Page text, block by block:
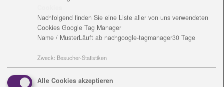
Nachfolgend finden Sie eine Liste aller von uns verwendeten
Cookies Google Tag Manager
Name / MusterLäuft ab nachgoogle-tagmanager30 Tage
Zweck: Besucher-Statistiken
Alle Cookies akzeptieren